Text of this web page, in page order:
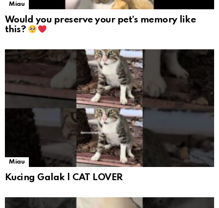
Miau
Would you preserve your pet’s memory like
this?
Miau
Kucing Galak | CAT LOVER